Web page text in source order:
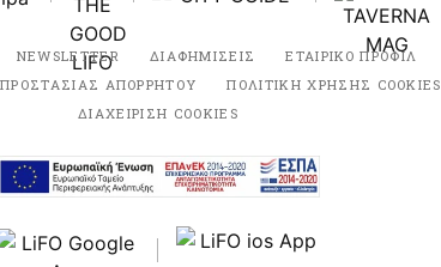
NEWSLETTER ΔΙΑΦΗΜΙΣΕΙΣ ΕΤΑΙΡΙΚΟ ΠΡΟΦΙΛ
ΑΠΟΡΡΗΤΟΥ
ΠΟΛΙΤΙΚΗ ΧΡΗΣΗΣ COOKIES
ΔΙΑΧΕΙΡΙΣΗ COOKIES